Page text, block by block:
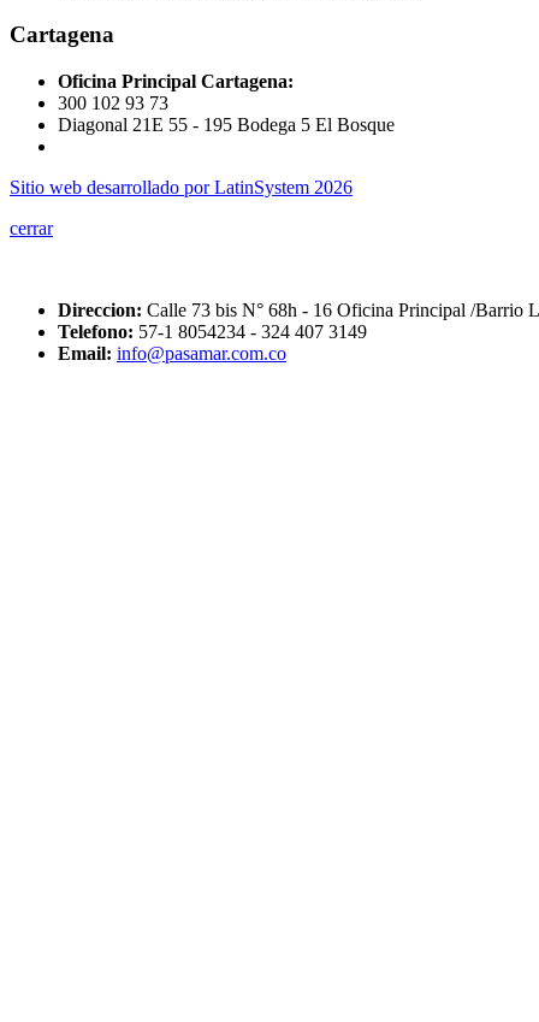
Cartagena
Oficina Principal Cartagena:
300 102 93 73
Diagonal 21E 55 - 195 Bodega 5 El Bosque
Sitio web desarrollado por LatinSystem 2026
cerrar
Direccion: Calle 73 bis N° 68h - 16 Oficina Principal /Barrio
Telefono: 57-1 8054234 - 324 407 3149
Email: info@pasamar.com.co